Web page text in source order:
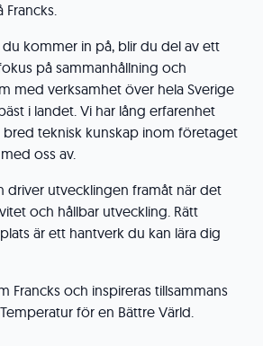
kommer in på, blir du del av ett
på sammanhållning och
med verksamhet över hela Sverige
i landet. Vi har lång erfarenhet
teknisk kunskap inom företaget
oss av.
driver utvecklingen framåt när det
och hållbar utveckling. Rätt
är ett hantverk du kan lära dig
Francks och inspireras tillsammans
för en Bättre Värld.